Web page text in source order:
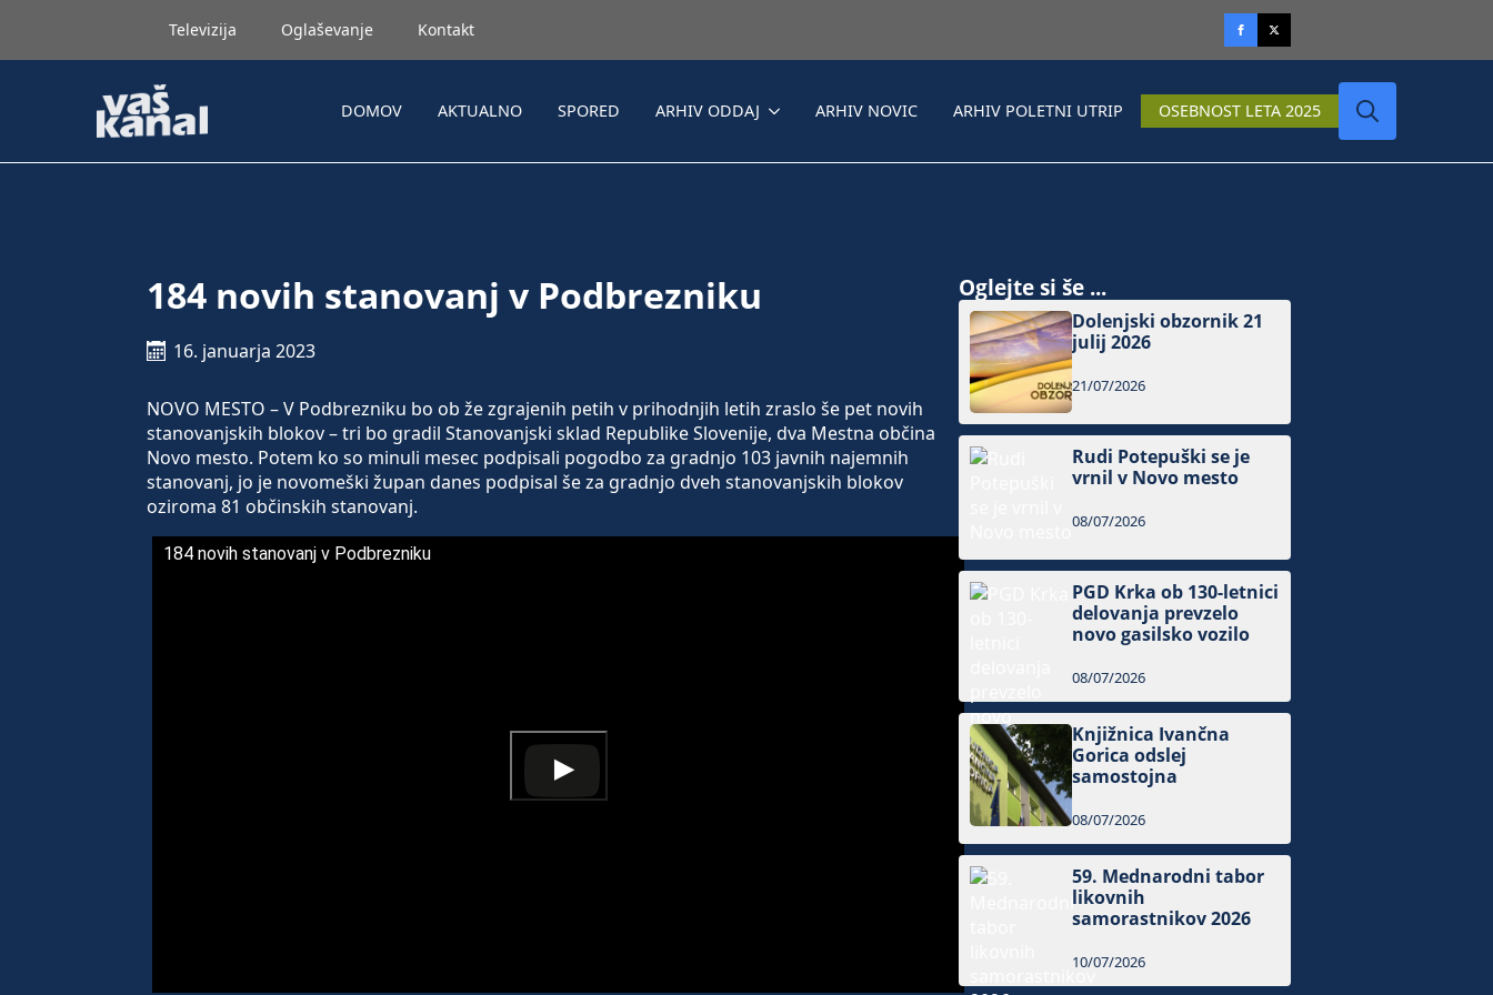
Televizija Oglaševanje Kontakt
DOMOV AKTUALNO SPORED ARHIV ODDAJ ARHIV NOVIC ARHIV POLETNI UTRIP OSEBNOST LETA 2025
184 novih stanovanj v Podbrezniku
16. januarja 2023
NOVO MESTO – V Podbrezniku bo ob že zgrajenih petih v prihodnjih letih zraslo še pet novih
stanovanjskih blokov – tri bo gradil Stanovanjski sklad Republike Slovenije, dva Mestna občina
Novo mesto. Potem ko so minuli mesec podpisali pogodbo za gradnjo 103 javnih najemnih
stanovanj, jo je novomeški župan danes podpisal še za gradnjo dveh stanovanjskih blokov
oziroma 81 občinskih stanovanj.
184 novih stanovanj v Podbrezniku
Oglejte si še ...
Dolenjski obzornik 21
julij 2026
21/07/2026
Rudi Potepuški se je
vrnil v Novo mesto
08/07/2026
PGD Krka ob 130-letnici
delovanja prevzelo
novo gasilsko vozilo
08/07/2026
Knjižnica Ivančna
Gorica odslej
samostojna
08/07/2026
59. Mednarodni tabor
likovnih
samorastnikov 2026
10/07/2026